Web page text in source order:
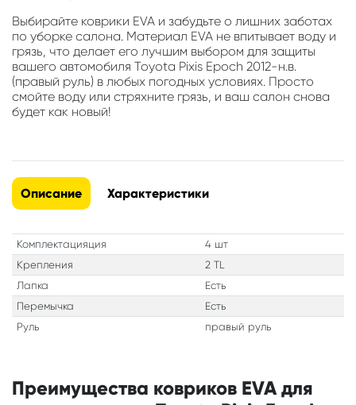
Выбирайте коврики EVA и забудьте о лишних заботах
по уборке салона. Материал EVA не впитывает воду и
грязь, что делает его лучшим выбором для защиты
вашего автомобиля Toyota Pixis Epoch 2012-н.в.
(правый руль) в любых погодных условиях. Просто
смойте воду или стряхните грязь, и ваш салон снова
будет как новый!
Описание Характеристики
Комплектацияция
4 шт
Крепления
2 TL
Лапка
Есть
Перемычка
Есть
Руль
правый руль
Преимущества ковриков EVA для